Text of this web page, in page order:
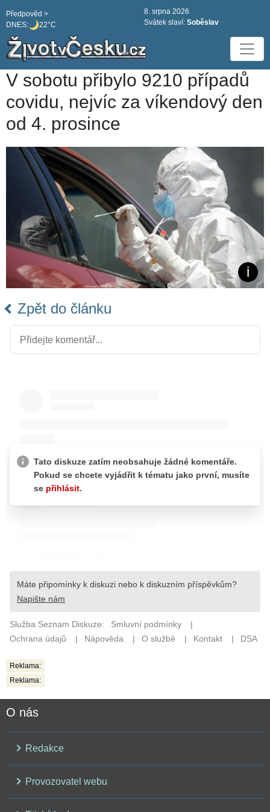
DNES: 22°C
Předpověd >
8. srpna 2026
Svátek slaví: Soběslav
V sobotu přibylo 9210 případů
covidu, nejvíc za víkendový den
od 4. prosince
Zpět do článku
Reklama:
Reklama:
O nás
Redakce
Provozovatel webu